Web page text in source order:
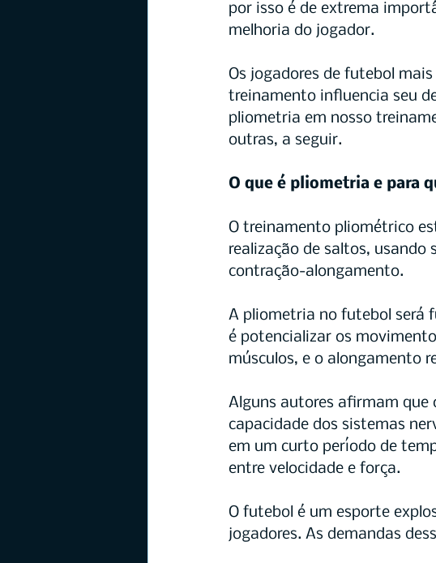
por isso é de extrema
melhoria do jogador.
Os jogadores de futebol
treinamento influencia seu
pliometria em nosso
outras, a seguir.
O que é pliometria e para
O treinamento pliométrico
realização de saltos, usando
contração-alongamento.
A pliometria no futebol será
é potencializar os
músculos, e o alongamento
Alguns autores afirmam que
capacidade dos sistemas
em um curto período de
entre velocidade e força.
O futebol é um esporte
jogadores. As demandas